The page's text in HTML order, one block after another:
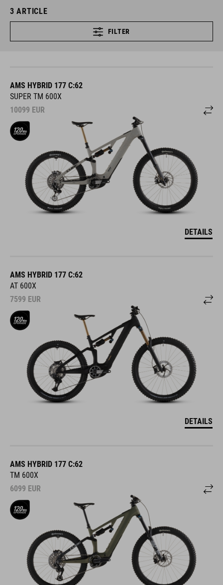
3 ARTICLE
FILTER
AMS HYBRID 177 C:62
SUPER TM 600X
10099 EUR
DETAILS
AMS HYBRID 177 C:62
AT 600X
7599 EUR
DETAILS
AMS HYBRID 177 C:62
TM 600X
6099 EUR